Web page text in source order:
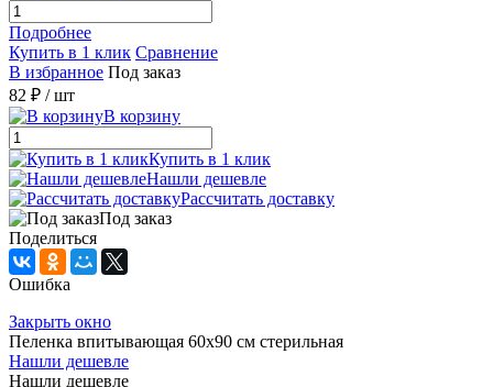
Подробнее
Купить в 1 клик Сравнение
В избранное Под заказ
82 ₽ / шт
В корзину
Купить в 1 клик
Нашли дешевле
Рассчитать доставку
Под заказ
Поделиться
Ошибка
Закрыть окно
Пеленка впитывающая 60х90 см стерильная
Нашли дешевле
Нашли дешевле